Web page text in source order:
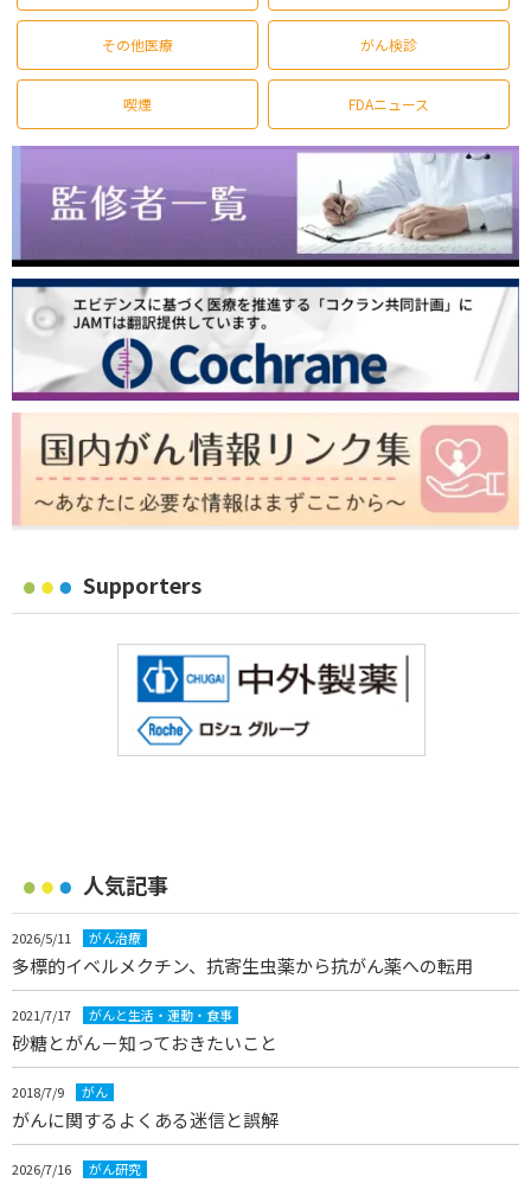
その他医療 がん検診
喫煙 FDAニュース
Supporters
人気記事
2026/5/11 がん治療
多標的イベルメクチン、抗寄生虫薬から抗がん薬への転用
2021/7/17 がんと生活・運動・食事
砂糖とがん－知っておきたいこと
2018/7/9 がん
がんに関するよくある迷信と誤解
2026/7/16 がん研究